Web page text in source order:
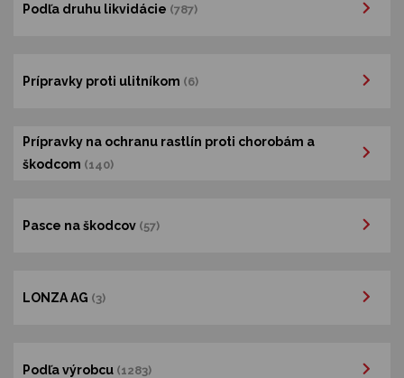
Podľa druhu likvidácie (787)
Prípravky proti ulitníkom (6)
Prípravky na ochranu rastlín proti chorobám a
škodcom (140)
Pasce na škodcov (57)
LONZA AG (3)
Podľa výrobcu (1283)